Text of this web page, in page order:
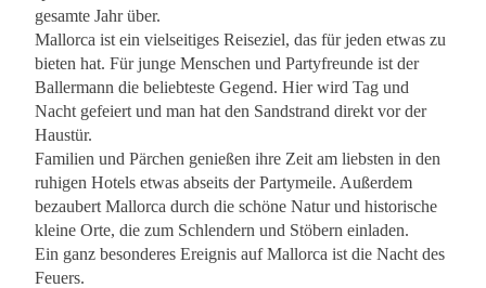
gesamte Jahr über.
Mallorca ist ein vielseitiges Reiseziel, das für jeden etwas zu
bieten hat. Für junge Menschen und Partyfreunde ist der
Ballermann die beliebteste Gegend. Hier wird Tag und
Nacht gefeiert und man hat den Sandstrand direkt vor der
Haustür.
Familien und Pärchen genießen ihre Zeit am liebsten in den
ruhigen Hotels etwas abseits der Partymeile. Außerdem
bezaubert Mallorca durch die schöne Natur und historische
kleine Orte, die zum Schlendern und Stöbern einladen.
Ein ganz besonderes Ereignis auf Mallorca ist die Nacht des
Feuers.